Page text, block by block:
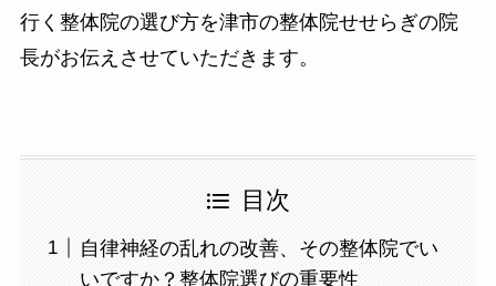
行く整体院の選び方を津市の整体院せせらぎの院
長がお伝えさせていただきます。
目次
自律神経の乱れの改善、その整体院でい
いですか？整体院選びの重要性